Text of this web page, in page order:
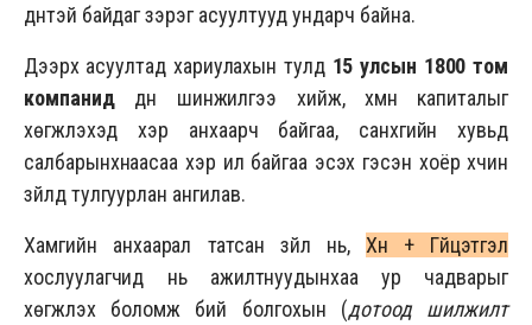
дүнтэй байдаг зэрэг асуултууд ундарч байна.
Дээрх асуултад хариулахын тулд 15 улсын 1800 том
компаниддүн шинжилгээ хийж, хүмүүн капиталыг
хөгжүүлэхэд хэр анхаарч байгаа, санхүүгийн хувьд
салбарынхнаасаа хэр илүү байгаа эсэх гэсэн хоёр хүчин
зүйлд тулгуурлан ангилав.
Хамгийн анхаарал татсан зүйл нь, Хүн + Гүйцэтгэл
хослуулагчид нь ажилтнуудынхаа ур чадварыг
хөгжүүлэх боломж бий болгохын (дотоод шилжилт